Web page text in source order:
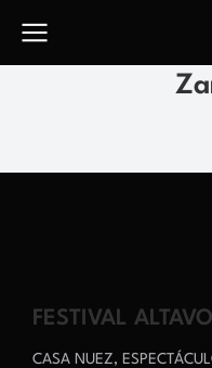
FESTIVAL
CASA NUEZ,